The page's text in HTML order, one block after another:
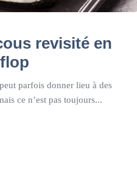
revisité en
parfois donner lieu à des
ce n’est pas toujours...